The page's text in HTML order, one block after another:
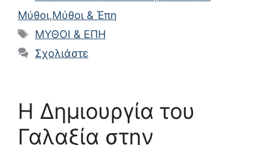
Μύθοι,Μύθοι & Έπη
Ετικέτες
ΜΥΘΟΙ & ΕΠΗ
Σχολιάστε
Η Δημιουργία του
Γαλαξία στην